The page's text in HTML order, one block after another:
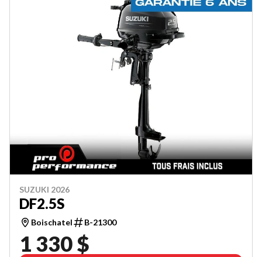
SUZUKI 2026
DF2.5S
Boischatel B-21300
1 330 $